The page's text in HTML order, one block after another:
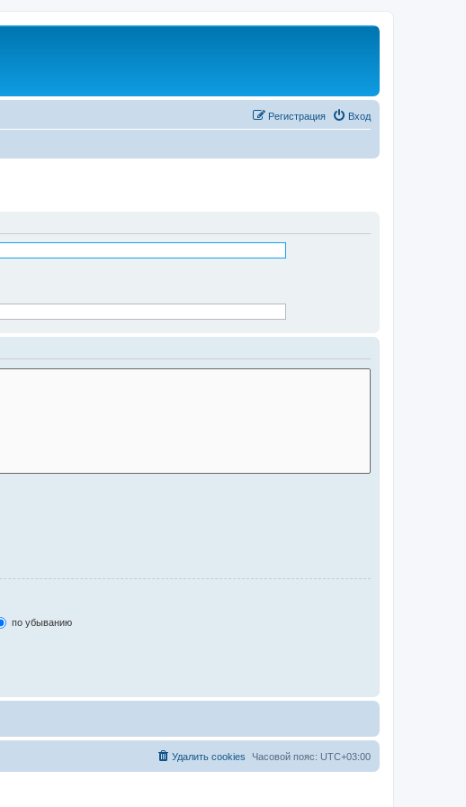
Вход
Регистрация
по убыванию
Часовой пояс: UTC+03:00
Удалить cookies